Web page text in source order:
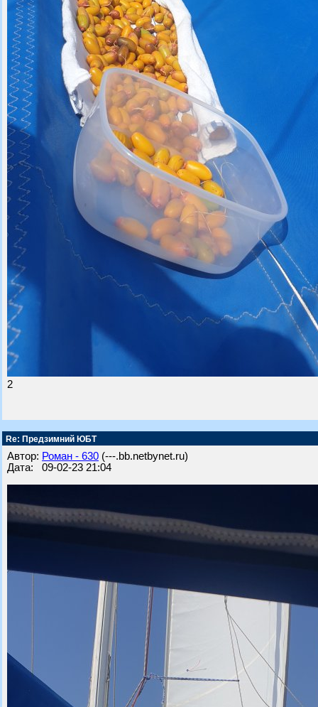
2
Re: Предзимний ЮБТ
Автор: Роман - 630 (---.bb.netbynet.ru)
Дата: 09-02-23 21:04